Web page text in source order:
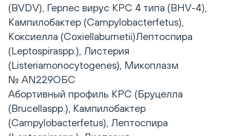
(BVDV), Герпес вирус КРС 4 типа (BHV-4),
Кампилобактер (Campylobacterfetus),
Коксиелла (Coxiellaburnetii)Лептоспира
(Leptospiraspp.), Листерия
(Listeriamonocytogenes), Микоплазм
№ AN229ОБС
Абортивный профиль КРС (Бруцелла
(Brucellaspp.), Кампилобактер
(Campylobacterfetus), Лептоспира